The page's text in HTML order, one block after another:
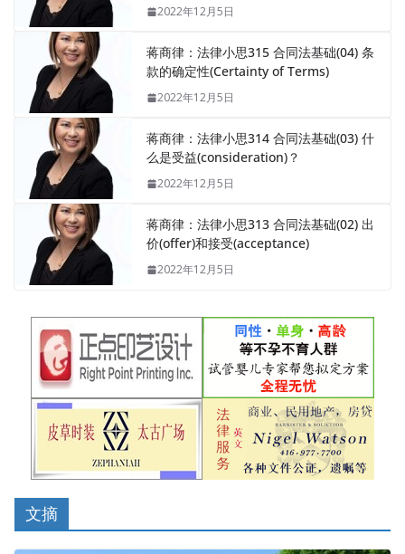
2022年12月5日
蒋商律：法律小思315 合同法基础(04) 条
款的确定性(Certainty of Terms)
2022年12月5日
蒋商律：法律小思314 合同法基础(03) 什
么是受益(consideration)？
2022年12月5日
蒋商律：法律小思313 合同法基础(02) 出
价(offer)和接受(acceptance)
2022年12月5日
文摘